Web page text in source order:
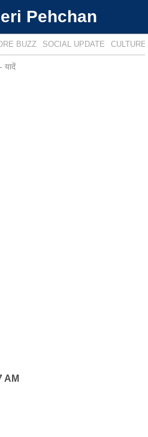
Pehchan
BUZZ SOCIAL UPDATE
यादें
AM